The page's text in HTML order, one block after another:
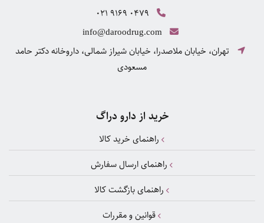
021 9169 0479
info@daroodrug.com
تهران، خیابان ملاصدرا، خیابان شیراز شمالی، داروخانه دکتر حامد
مسعودی
خرید از دارو دراگ
راهنمای خرید کالا
راهنمای ارسال سفارش
راهنمای بازگشت کالا
قوانین و مقررات